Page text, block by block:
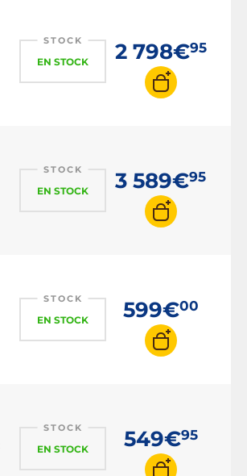
STOCK
EN STOCK 2 798€95
STOCK
EN STOCK 3 589€95
STOCK
EN STOCK 599€00
STOCK
EN STOCK 549€95